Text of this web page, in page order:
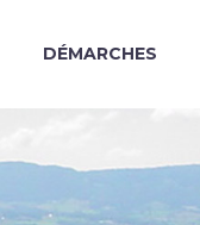
DÉMARCHES